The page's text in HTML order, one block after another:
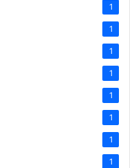
1
1
1
1
1
1
1
1